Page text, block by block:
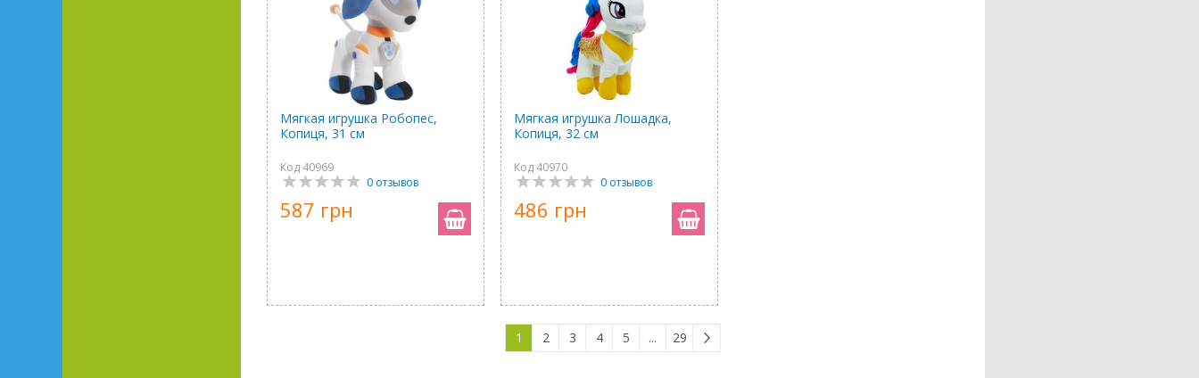
Мягкая игрушка Робопес,
Копиця, 31 см
Код 40969
0 отзывов
587 грн
Мягкая игрушка Лошадка,
Копиця, 32 см
Код 40970
0 отзывов
486 грн
1 2 3 4 5 ... 29